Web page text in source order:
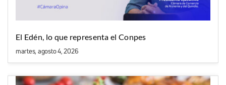
El Edén, lo que representa el Conpes
martes, agosto 4, 2026